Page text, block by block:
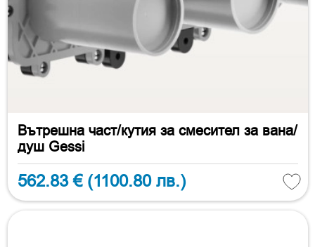
Вътрешна част/кутия за смесител за вана/
душ Gessi
562.83 € (1100.80 лв.)